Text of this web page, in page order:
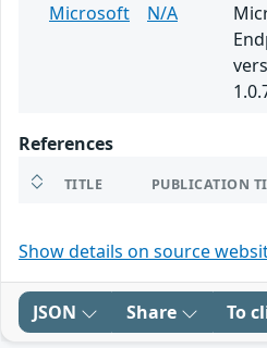
Microsoft
N/A
References
TITLE PUBLICATION
Show details on source
JSON Share To